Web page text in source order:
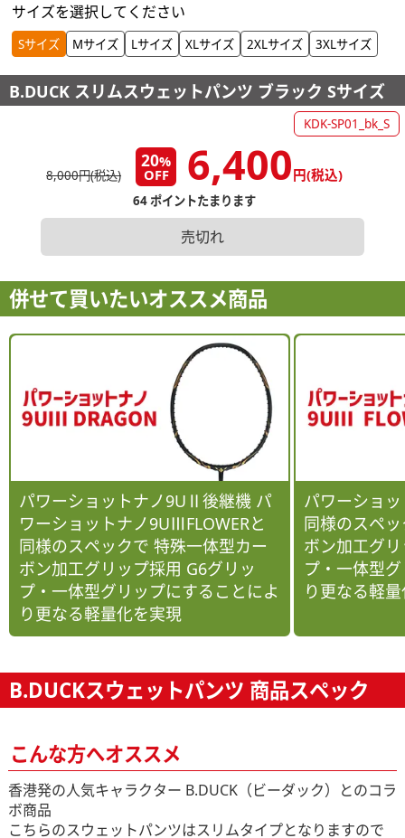
サイズを選択してください
Sサイズ Mサイズ Lサイズ XLサイズ 2XLサイズ 3XLサイズ
B.DUCK スリムスウェットパンツ ブラック Sサイズ
KDK-SP01_bk_S
8,000円(税込)
20%
OFF 6,400円(税込)
64 ポイントたまります
売切れ
併せて買いたいオススメ商品
パワーショットナノ9UⅡ後継機 パ
ワーショットナノ9UⅢFLOWERと
同様のスペックで 特殊一体型カー
ボン加工グリップ採用 G6グリッ
プ・一体型グリップにすることによ
り更なる軽量化を実現
パワーショ
同様のスペ
ボン加工グ
プ・一体型
り更なる軽
B.DUCKスウェットパンツ 商品スペック
こんな方へオススメ
香港発の人気キャラクター B.DUCK（ビーダック）とのコラ
ボ商品
こちらのスウェットパンツはスリムタイプとなりますので